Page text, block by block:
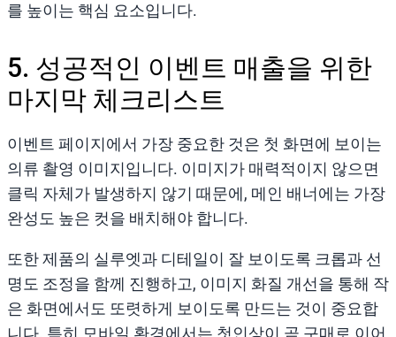
를 높이는 핵심 요소입니다.
5. 성공적인 이벤트 매출을 위한
마지막 체크리스트
이벤트 페이지에서 가장 중요한 것은 첫 화면에 보이는
의류 촬영 이미지입니다. 이미지가 매력적이지 않으면
클릭 자체가 발생하지 않기 때문에, 메인 배너에는 가장
완성도 높은 컷을 배치해야 합니다.
또한 제품의 실루엣과 디테일이 잘 보이도록 크롭과 선
명도 조정을 함께 진행하고, 이미지 화질 개선을 통해 작
은 화면에서도 또렷하게 보이도록 만드는 것이 중요합
니다. 특히 모바일 환경에서는 첫인상이 곧 구매로 이어